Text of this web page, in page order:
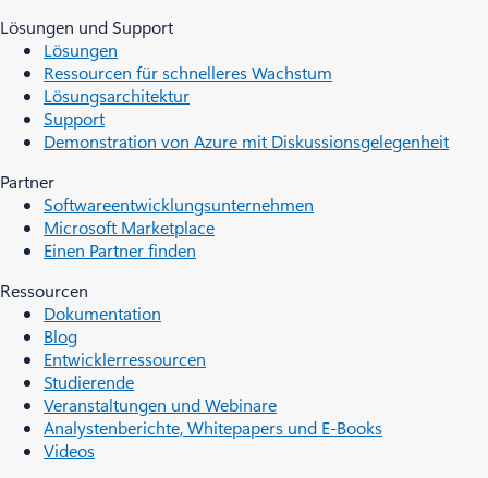
Lösungen und Support
Lösungen
Ressourcen für schnelleres Wachstum
Lösungsarchitektur
Support
Demonstration von Azure mit Diskussionsgelegenheit
Partner
Softwareentwicklungsunternehmen
Microsoft Marketplace
Einen Partner finden
Ressourcen
Dokumentation
Blog
Entwicklerressourcen
Studierende
Veranstaltungen und Webinare
Analystenberichte, Whitepapers und E-Books
Videos